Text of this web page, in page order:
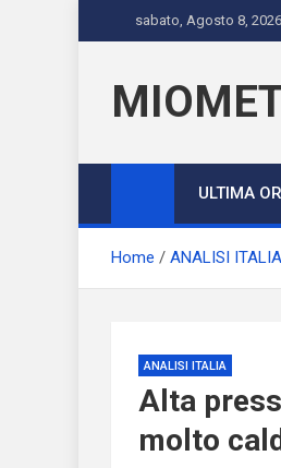
to
sabato, Agosto 8, 2026
ULTIMA
Home ANALISI ITALIA
ANALISI ITALIA
Alta
molto